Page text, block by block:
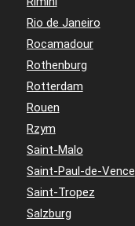
Rio de Janeiro
Rocamadour
Rothenburg
Rotterdam
Rouen
Rzym
Saint-Malo
Saint-Paul-de-Vence
Saint-Tropez
Salzburg